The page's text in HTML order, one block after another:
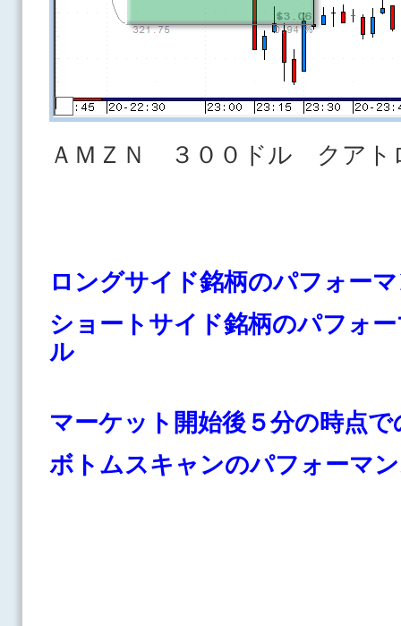
ＡＭＺＮ ３００ドル クアト
ロングサイド銘柄のパフォー
ショートサイド銘柄のパフォ
ル
マーケット開始後５分の時点で
ボトムスキャンのパフォーマ